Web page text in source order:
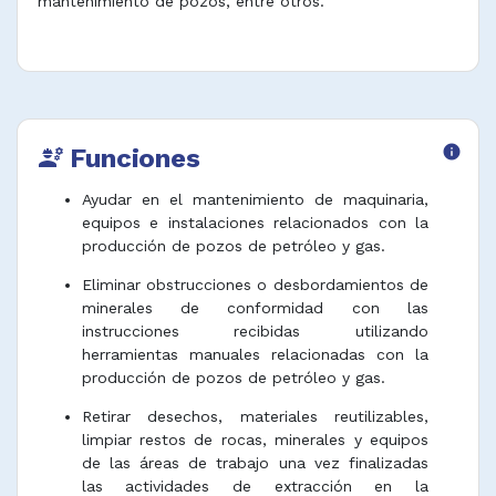
engineering Funciones info
Ayudar en el mantenimiento de maquinaria,
equipos e instalaciones relacionados con la
producción de pozos de petróleo y gas.
Eliminar obstrucciones o desbordamientos de
minerales de conformidad con las
instrucciones recibidas utilizando
herramientas manuales relacionadas con la
producción de pozos de petróleo y gas.
Retirar desechos, materiales reutilizables,
limpiar restos de rocas, minerales y equipos
de las áreas de trabajo una vez finalizadas
las actividades de extracción en la